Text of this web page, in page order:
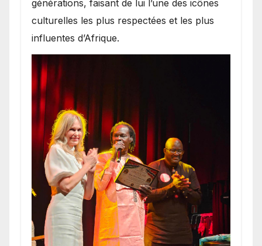
générations, faisant de lui l’une des icônes
culturelles les plus respectées et les plus
influentes d’Afrique.